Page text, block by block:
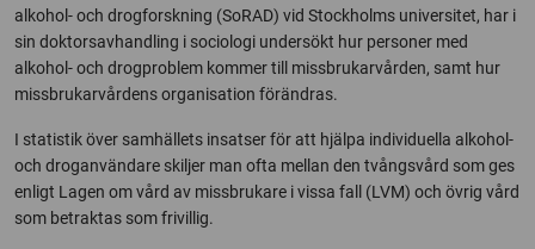
alkohol- och drogforskning (SoRAD) vid Stockholms universitet, har i
sin doktorsavhandling i sociologi undersökt hur personer med
alkohol- och drogproblem kommer till missbrukarvården, samt hur
missbrukarvårdens organisation förändras.
I statistik över samhällets insatser för att hjälpa individuella alkohol-
och droganvändare skiljer man ofta mellan den tvångsvård som ges
enligt Lagen om vård av missbrukare i vissa fall (LVM) och övrig vård
som betraktas som frivillig.